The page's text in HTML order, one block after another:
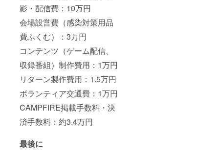
影・配信費：10万円
会場設営費（感染対策用品
費ふくむ）：3万円
コンテンツ（ゲーム配信、
収録番組）制作費用：1万円
リターン製作費用：1.5万円
ボランティア交通費：1万円
CAMPFIRE掲載手数料・決
済手数料：約3.4万円
最後に